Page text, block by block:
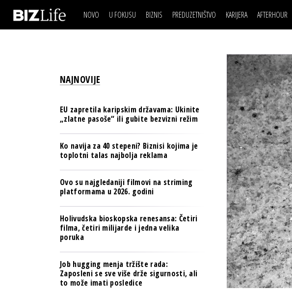
NOVO U FOKUSU BIZNIS
BANKE
OSIGURANJE
TECH I AI
BIZNIS & SPORT
PULS REGIONA
NOVO NA RAFU
PREDUZETNIŠTVO KARIJERA
LJUDI (HR)
MOJ UGAO
USAVRŠAVANJE
KNOW-HOW
AFTERHOUR
KNJIGE
AUTO
STIL
IZJAVA DANABIZNIS SCENA
BREND I KOMUNIKACIJE
OSIGURANJE
TECH I AI
PULS REGIONA
POSAO
MOJ UGAO
USAVRŠAVANJE
KNOW-HOW
FILM I
AUTO
STIL
NAJNOVIJE
EU zapretila karipskim državama: Ukinite
„zlatne pasoše“ ili gubite bezvizni režim
Ko navija za 40 stepeni? Biznisi kojima je
toplotni talas najbolja reklama
Ovo su najgledaniji filmovi na striming
platformama u 2026. godini
Holivudska bioskopska renesansa: Četiri
filma, četiri milijarde i jedna velika
poruka
Job hugging menja tržište rada:
Zaposleni se sve više drže sigurnosti, ali
to može imati posledice